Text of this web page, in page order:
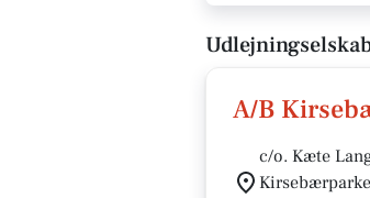
A/B
c/o. Kæte